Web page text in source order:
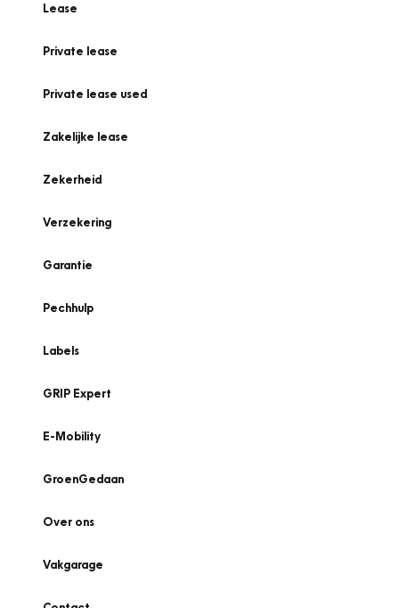
Lease
Private lease
Private lease used
Zakelijke lease
Zekerheid
Verzekering
Garantie
Pechhulp
Labels
GRIP Expert
E-Mobility
GroenGedaan
Over ons
Vakgarage